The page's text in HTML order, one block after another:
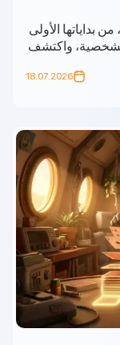
بداياتها الأولى
واكتشف
لدى الناس في
18.07.2026